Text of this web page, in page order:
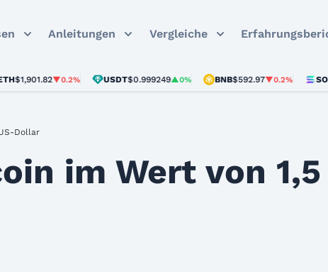
Anleitungen Vergleiche
▼0.2% USDT$0.999249▲0% BNB $592.97▼0.2% SOL $72.61
Dollar
im Wert von